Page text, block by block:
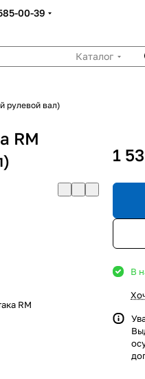
00-39
Каталог
рулевой вал)
RM
RM
1
В